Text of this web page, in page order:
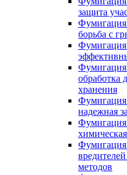
защита
борьба с
Фумигация
обработка
хранения
надежная
методов